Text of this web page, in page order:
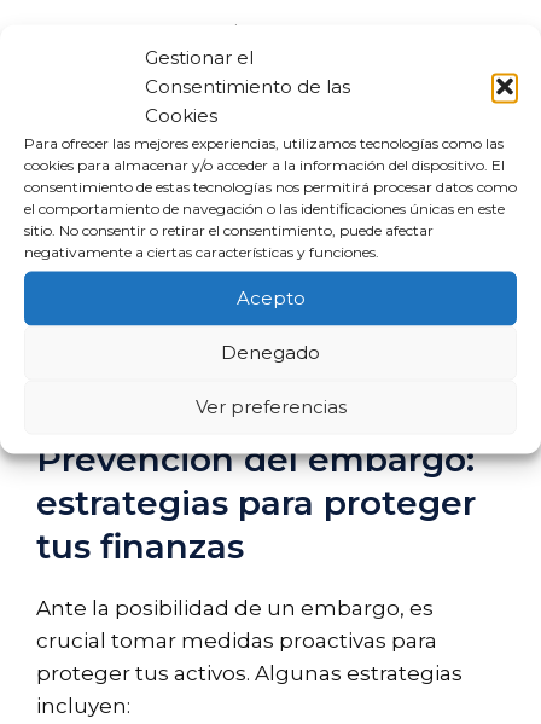
Gestionar el
Consentimiento de las
Cookies
Para ofrecer las mejores experiencias, utilizamos tecnologías como las
cookies para almacenar y/o acceder a la información del dispositivo. El
consentimiento de estas tecnologías nos permitirá procesar datos como
el comportamiento de navegación o las identificaciones únicas en este
sitio. No consentir o retirar el consentimiento, puede afectar
negativamente a ciertas características y funciones.
Acepto
Denegado
Ver preferencias
Cuentas corrientes
Cuentas de ahorro
Cuentas de inversión
Cuentas de cheques
Sin embargo, como se mencionó
anteriormente, ciertas cuentas están
protegidas. Es vital identificar qué tipo de
cuenta tienes y qué leyes aplican en tu caso.
Además, si te enfrentas a un posible
embargo, puedes explorar opciones legales
Prevención del embargo:
estrategias para proteger
tus finanzas
Ante la posibilidad de un embargo, es
crucial tomar medidas proactivas para
proteger tus activos. Algunas estrategias
incluyen: